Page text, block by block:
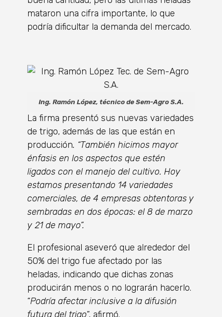
mataron una cifra importante, lo que
podría dificultar la demanda del mercado.
Ing. Ramón López, técnico de Sem-Agro S.A.
La firma presentó sus nuevas variedades
de trigo, además de las que están en
producción. “También hicimos mayor
énfasis en los aspectos que estén
ligados con el manejo del cultivo. Hoy
estamos presentando 14 variedades
comerciales, de 4 empresas obtentoras y
sembradas en dos épocas: el 8 de marzo
y 21 de mayo”.
El profesional aseveró que alrededor del
50% del trigo fue afectado por las
heladas, indicando que dichas zonas
producirán menos o no lograrán hacerlo.
“Podría afectar inclusive a la difusión
futura del trigo”, afirmó.